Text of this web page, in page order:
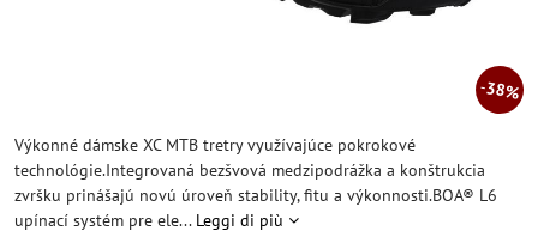
38%
Výkonné dámske XC MTB tretry využívajúce pokrokové
technológie.Integrovaná bezšvová medzipodrážka a konštrukcia
zvršku prinášajú novú úroveň stability, fitu a výkonnosti.BOA® L6
upínací systém pre ele... Leggi di più